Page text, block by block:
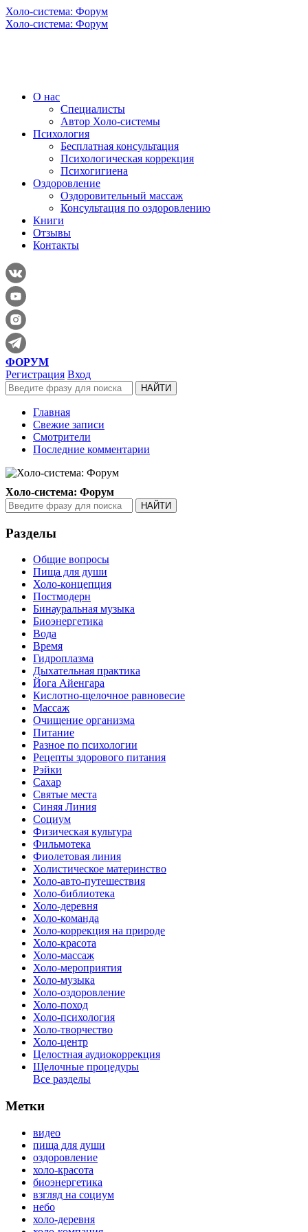
Холо-система: Форум
Холо-система: Форум
О нас
Специалисты
Автор Холо-системы
Психология
Бесплатная консультация
Психологическая коррекция
Психогигиена
Оздоровление
Оздоровительный массаж
Консультация по оздоровлению
Книги
Отзывы
Контакты
ФОРУМ
Регистрация Вход
Главная
Свежие записи
Смотрители
Последние комментарии
Холо-система: Форум
Разделы
Общие вопросы
Пища для души
Холо-концепция
Постмодерн
Бинауральная музыка
Биоэнергетика
Вода
Время
Гидроплазма
Дыхательная практика
Йога Айенгара
Кислотно-щелочное равновесие
Массаж
Очищение организма
Питание
Разное по психологии
Рецепты здорового питания
Рэйки
Сахар
Святые места
Синяя Линия
Социум
Физическая культура
Фильмотека
Фиолетовая линия
Холистическое материнство
Холо-авто-путешествия
Холо-библиотека
Холо-деревня
Холо-команда
Холо-коррекция на природе
Холо-красота
Холо-массаж
Холо-мероприятия
Холо-музыка
Холо-оздоровление
Холо-поход
Холо-психология
Холо-творчество
Холо-центр
Целостная аудиокоррекция
Щелочные процедуры
Все разделы
Метки
видео
пища для души
оздоровление
холо-красота
биоэнергетика
взгляд на социум
небо
холо-деревня